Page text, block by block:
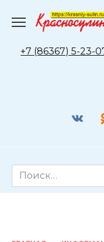
содержанию
+7 (86367) 5-23-
Search
for: